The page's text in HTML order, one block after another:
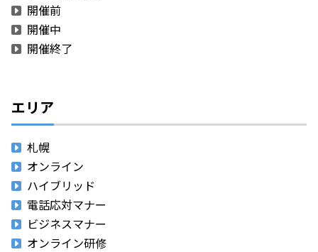
開催前
開催中
開催終了
エリア
札幌
オンライン
ハイブリッド
電話応対マナー
ビジネスマナー
オンライン研修